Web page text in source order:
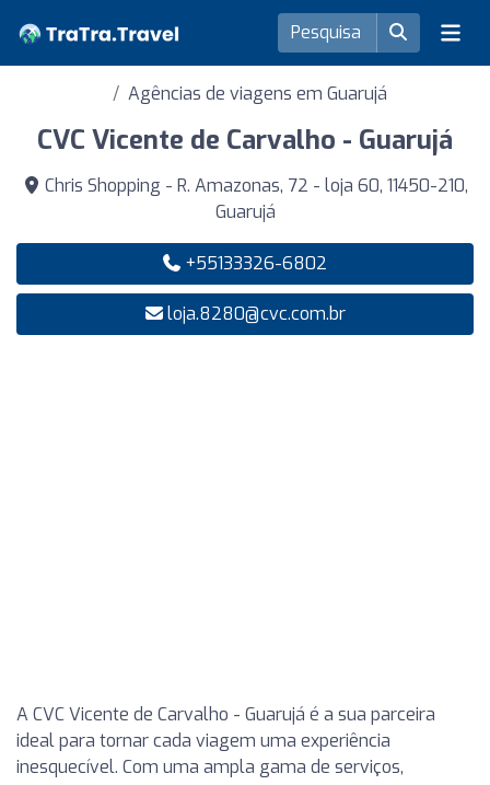
Agências de viagens em Guarujá
CVC Vicente de Carvalho - Guarujá
Chris Shopping - R. Amazonas, 72 - loja 60, 11450-210,
Guarujá
+55133326-6802
loja.8280@cvc.com.br
A CVC Vicente de Carvalho - Guarujá é a sua parceira
ideal para tornar cada viagem uma experiência
inesquecível. Com uma ampla gama de serviços,